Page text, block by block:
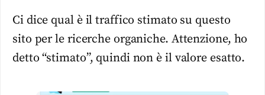
Ci dice qual è il traffico stimato su questo
sito per le ricerche organiche. Attenzione, ho
detto “stimato”, quindi non è il valore esatto.